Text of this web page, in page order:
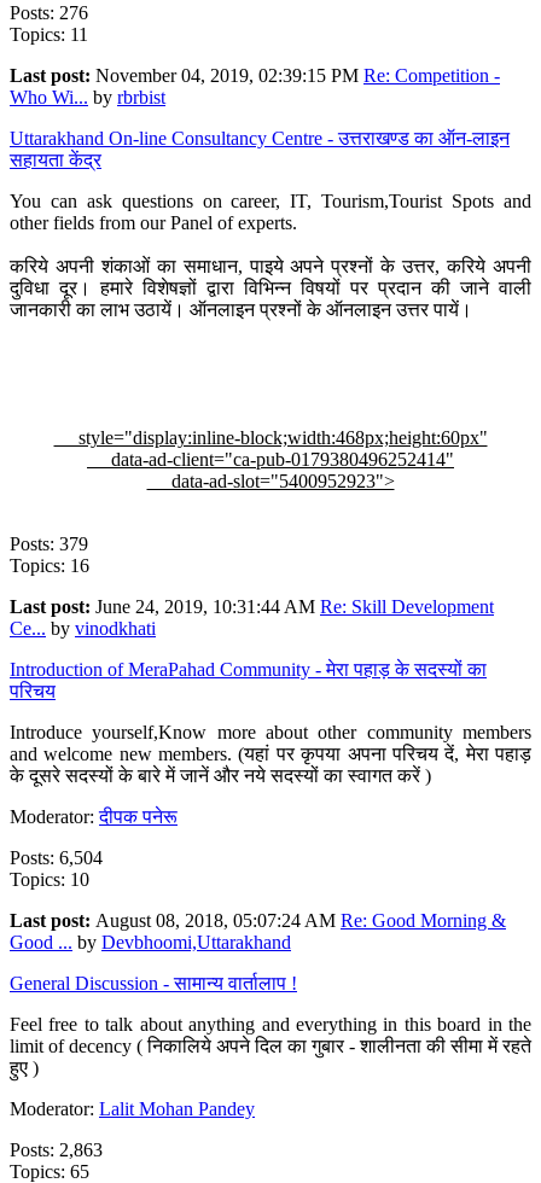
Posts: 276
Topics: 11
Last post: November 04, 2019, 02:39:15 PM Re: Competition -
Who Wi... by rbrbist
Uttarakhand On-line Consultancy Centre - उत्तराखण्ड का ऑन-लाइन
सहायता केंद्र
You can ask questions on career, IT, Tourism,Tourist Spots and
other fields from our Panel of experts.
करिये अपनी शंकाओं का समाधान, पाइये अपने प्रश्नों के उत्तर, करिये अपनी
दुविधा दूर। हमारे विशेषज्ञों द्वारा विभिन्न विषयों पर प्रदान की जाने वाली
जानकारी का लाभ उठायें। ऑनलाइन प्रश्नों के ऑनलाइन उत्तर पायें।
style="display:inline-block;width:468px;height:60px"
data-ad-client="ca-pub-0179380496252414"
data-ad-slot="5400952923">
Posts: 379
Topics: 16
Last post: June 24, 2019, 10:31:44 AM Re: Skill Development
Ce... by vinodkhati
Introduction of MeraPahad Community - मेरा पहाड़ के सदस्यों का
परिचय
Introduce yourself,Know more about other community members
and welcome new members. (यहां पर कृपया अपना परिचय दें, मेरा पहाड़
के दूसरे सदस्यों के बारे में जानें और नये सदस्यों का स्वागत करें )
Moderator:दीपक पनेरू
Posts: 6,504
Topics: 10
Last post: August 08, 2018, 05:07:24 AM Re: Good Morning &
Good ... by Devbhoomi,Uttarakhand
General Discussion - सामान्य वार्तालाप !
Feel free to talk about anything and everything in this board in the
limit of decency ( निकालिये अपने दिल का गुबार - शालीनता की सीमा में रहते
हुए )
Moderator: Lalit Mohan Pandey
Posts: 2,863
Topics: 65